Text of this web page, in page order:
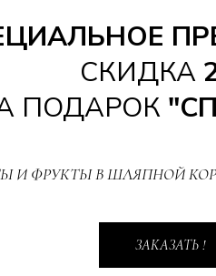
СКИДКА
ПОДАРОК
И ФРУКТЫ В ШЛЯПНОЙ
ЗАКАЗАТЬ !